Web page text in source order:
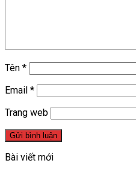
Tên *
Email *
Trang web
Bài viết mới